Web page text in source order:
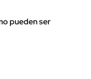
pueden ser